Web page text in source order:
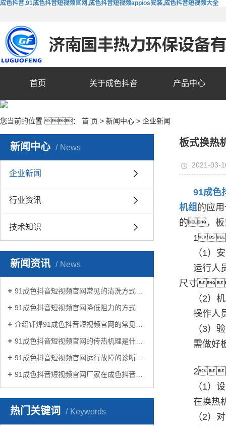
成色抖音,91成色抖音短视频官网,成色抖音短视频appios安装,成色抖音短视频大全
首页 关于成色抖音 产品中心
您当前的位置 ： 首 页 > 新闻中心 > 企业新闻
新闻中心 News
企业新闻
行业资讯
技术知识
新闻资讯 News
91成色抖音短视频官网常见的清洗方式有哪些？
91成色抖音短视频官网降低阻力的方式
介绍钎焊91成色抖音短视频官网的常见类型有哪些
91成色抖音短视频官网的传热机理是什么?
91成色抖音短视频官网运行故障的诊断及处理方法
91成色抖音短视频官网厂家在成色抖音生活中有哪些作用？
热门关键词 Keywords
板式换热
2021-03-
91成色
机组的应
的，板
（1）
运行人
尺寸
（2）
操作人
（3）
需做好
（1）
在换热
（2）